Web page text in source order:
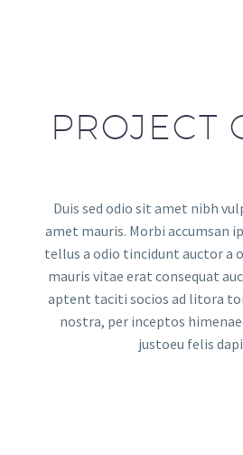
PROJECT
Duis sed odio sit amet nibh
amet mauris. Morbi accumsan
tellus a odio tincidunt auctor a
mauris vitae erat consequat
aptent taciti socios ad litora
nostra, per inceptos
justoeu felis